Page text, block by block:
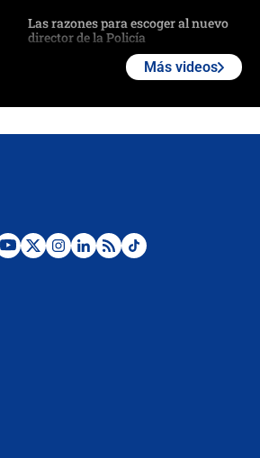
Las razones para escoger al nuevo
director de la Policía
"No hubo fraude ni posibilidad de
Más videos